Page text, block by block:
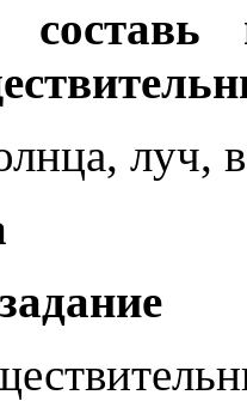
луч,